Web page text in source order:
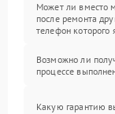
Может ли вместо
после ремонта
телефон которого
Возможно ли
процессе
Какую гарантию